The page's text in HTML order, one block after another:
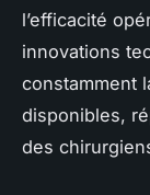
l’efficacité
innovations
constamment
disponibles,
des